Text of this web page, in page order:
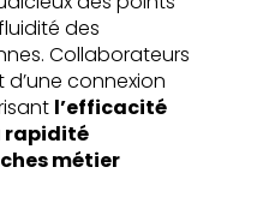
des
Collaborateurs
connexion
l’efficacité
rapidité
métier